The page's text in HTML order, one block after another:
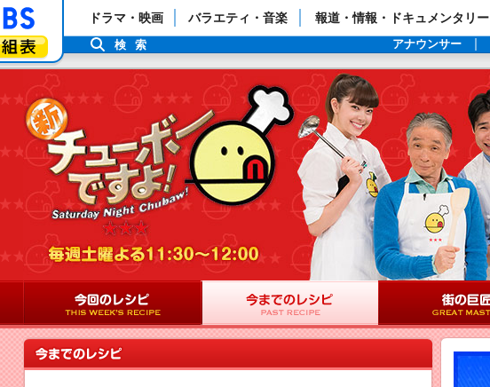
「TBSテレビ」トップページ
番組表
ドラマ・映画 バラエティ・音楽 報道・情報・ドキュメンタリー
アナウンサー
検索